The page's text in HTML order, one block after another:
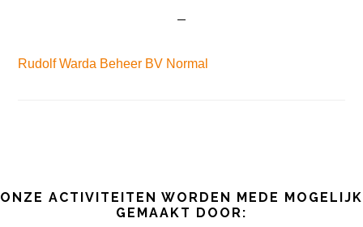
Rudolf Warda Beheer BV Normal
ONZE ACTIVITEITEN WORDEN MEDE MOGELIJK
GEMAAKT DOOR: